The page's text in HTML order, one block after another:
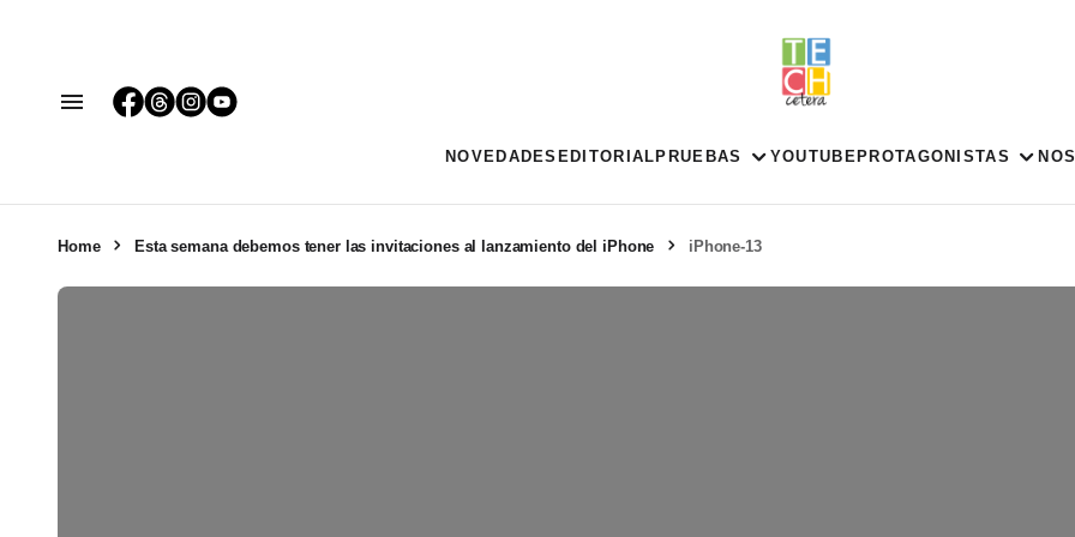
NOVEDADES EDITORIAL PRUEBAS YOUTUBE PROTAGONISTAS
Home Esta semana debemos tener las invitaciones al lanzamiento del iPhone iPhone-13